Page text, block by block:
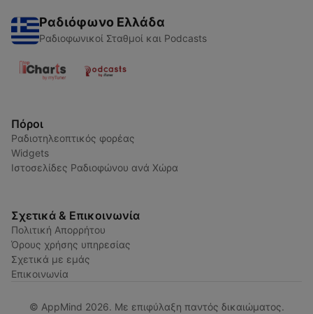
Ραδιόφωνο Ελλάδα
Ραδιοφωνικοί Σταθμοί και Podcasts
Πόροι
Ραδιοτηλεοπτικός φορέας
Widgets
Ιστοσελίδες Ραδιοφώνου ανά Χώρα
Σχετικά & Επικοινωνία
Πολιτική Απορρήτου
Όρους χρήσης υπηρεσίας
Σχετικά με εμάς
Επικοινωνία
© AppMind 2026. Με επιφύλαξη παντός δικαιώματος.